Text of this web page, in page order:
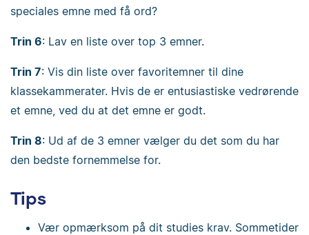
speciales emne med få ord?
Trin 6: Lav en liste over top 3 emner.
Trin 7: Vis din liste over favoritemner til dine
klassekammerater. Hvis de er entusiastiske vedrørende
et emne, ved du at det emne er godt.
Trin 8: Ud af de 3 emner vælger du det som du har
den bedste fornemmelse for.
Tips
Vær opmærksom på dit studies krav. Sommetider